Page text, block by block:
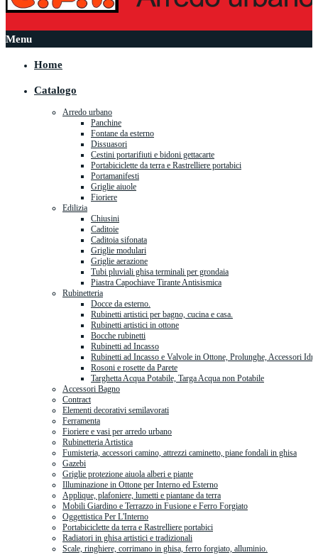
Menu
Home
Catalogo
Arredo urbano
Panchine
Fontane da esterno
Dissuasori
Cestini portarifiuti e bidoni gettacarte
Portabiciclette da terra e Rastrelliere portabici
Portamanifesti
Griglie aiuole
Fioriere
Edilizia
Chiusini
Caditoie
Caditoia sifonata
Griglie modulari
Griglie aerazione
Tubi pluviali ghisa terminali per grondaia
Piastra Capochiave Tirante Antisismica
Rubinetteria
Docce da esterno.
Rubinetti artistici per bagno, cucina e casa.
Rubinetti artistici in ottone
Bocche rubinetti
Rubinetti ad Incasso
Rubinetti ad Incasso e Valvole in Ottone, Prolunghe, Accessori
Rosoni e rosette da Parete
Targhetta Acqua Potabile, Targa Acqua non Potabile
Accessori Bagno
Contract
Elementi decorativi semilavorati
Ferramenta
Fioriere e vasi per arredo urbano
Rubinetteria Artistica
Fumisteria, accessori camino, attrezzi caminetto, piane fondali in ghisa
Gazebi
Griglie protezione aiuola alberi e piante
Illuminazione in Ottone per Interno ed Esterno
Applique, plafoniere, lumetti e piantane da terra
Mobili Giardino e Terrazzo in Fusione e Ferro Forgiato
Oggettistica Per L'Interno
Portabiciclette da terra e Rastrelliere portabici
Radiatori in ghisa artistici e tradizionali
Scale, ringhiere, corrimano in ghisa, ferro forgiato, alluminio.